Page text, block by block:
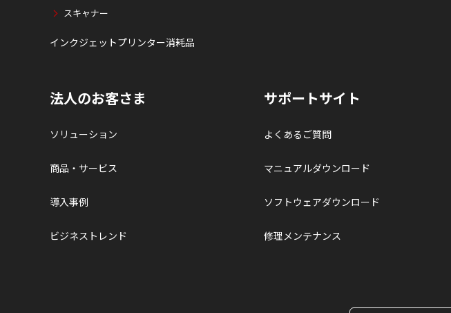
スキャナー
インクジェットプリンター消耗品
法人のお客さま
ソリューション
商品・サービス
導入事例
ビジネストレンド
サポートサイト
よくあるご質問
マニュアルダウンロード
ソフトウェアダウンロード
修理メンテナンス